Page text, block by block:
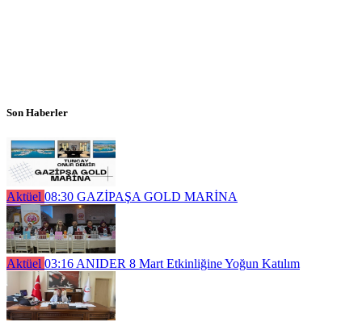
Son Haberler
Aktüel 08:30 GAZİPAŞA GOLD MARİNA
Aktüel 03:16 ANIDER 8 Mart Etkinliğine Yoğun Katılım